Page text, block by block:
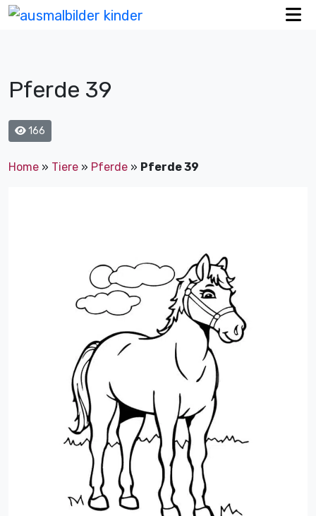
Pferde 39
166
Home » Tiere » Pferde » Pferde 39